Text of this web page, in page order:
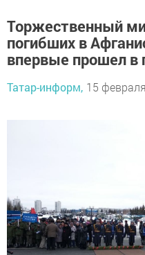
Торжественный
погибших в
впервые прошел
Татар-информ, 15